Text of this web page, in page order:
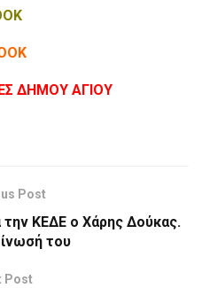
ΔΗΜΟΥ ΑΓΙΟΥ
Post
ΚΕΔΕ ο Χάρης Δούκας.
του
Post